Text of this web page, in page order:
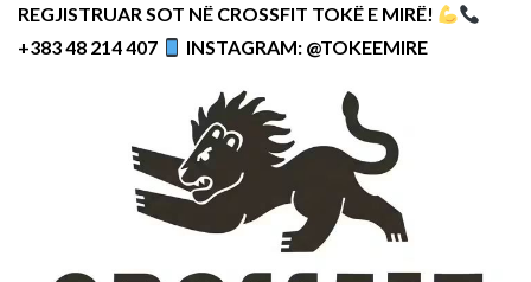
REGJISTRUAR SOT NË CROSSFIT TOKË E MIRË!
+383 48 214 407
INSTAGRAM: @TOKEEMIRE